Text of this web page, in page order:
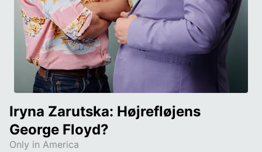
Only in America
Iryna Zarutska: Højrefløjens
George Floyd?